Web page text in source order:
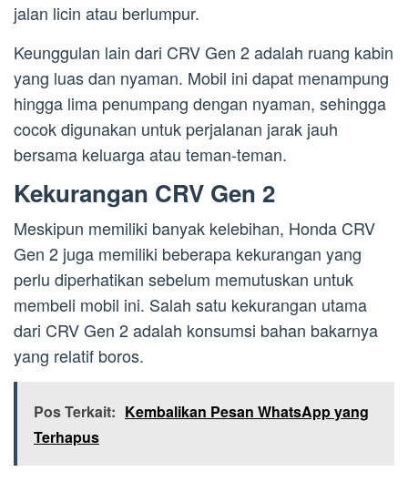
jalan licin atau berlumpur.
Keunggulan lain dari CRV Gen 2 adalah ruang kabin
yang luas dan nyaman. Mobil ini dapat menampung
hingga lima penumpang dengan nyaman, sehingga
cocok digunakan untuk perjalanan jarak jauh
bersama keluarga atau teman-teman.
Kekurangan CRV Gen 2
Meskipun memiliki banyak kelebihan, Honda CRV
Gen 2 juga memiliki beberapa kekurangan yang
perlu diperhatikan sebelum memutuskan untuk
membeli mobil ini. Salah satu kekurangan utama
dari CRV Gen 2 adalah konsumsi bahan bakarnya
yang relatif boros.
Pos Terkait: Kembalikan Pesan WhatsApp yang
Terhapus